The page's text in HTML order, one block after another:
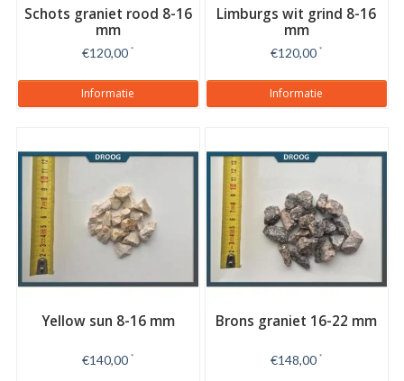
Schots graniet rood 8-16
mm
€120,00 *
Informatie
Limburgs wit grind 8-16
mm
€120,00 *
Informatie
Yellow sun 8-16 mm
€140,00 *
Brons graniet 16-22 mm
€148,00 *